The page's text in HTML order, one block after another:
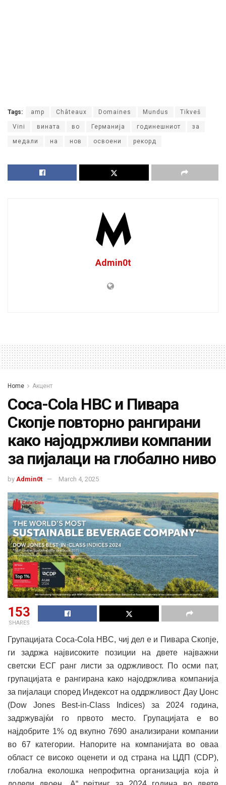
Tags: amp Châteaux Domaines Mundus Tikveš
Vini вината во Германија годинешниот за
медали на нов освоени рекорд
Admin0t
Home Акцент
Coca-Cola HBC и Пивара
Скопје повторно рангирани
како најодржливи компании
за пијалаци на глобално ниво
by Admin0t March 4, 2025
153
SHARES
Групацијата Coca-Cola HBC, чиј дел е и Пивара Скопје,
ги задржа највисоките позиции на двете најважни
светски ЕСГ ранг листи за одржливост. По осми пат,
групацијата е рангирана како најодржлива компанија
за пијалаци според Индексот на оддржливост Дау Џонс
(Dow Jones Best-in-Class Indices) за 2024 година,
задржувајќи го првото место. Групацијата е во
најдобрите 1% од вкупно 7690 анализирани компании
во 67 категории. Напорите на компанијата во оваа
област се високо оценети и од страна на ЦДП (CDP),
глобална еколошка непрофитна организација која ѝ